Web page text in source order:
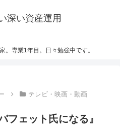
深い資産運用
。専業1年目。日々勉強中です。
テレビ・映画・動画
フェット氏になる』